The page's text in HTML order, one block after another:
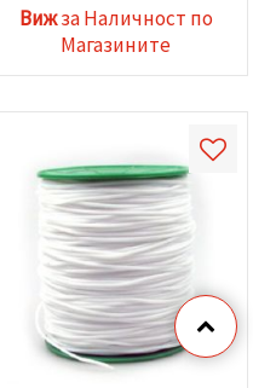
Вижза Наличност по
Магазините